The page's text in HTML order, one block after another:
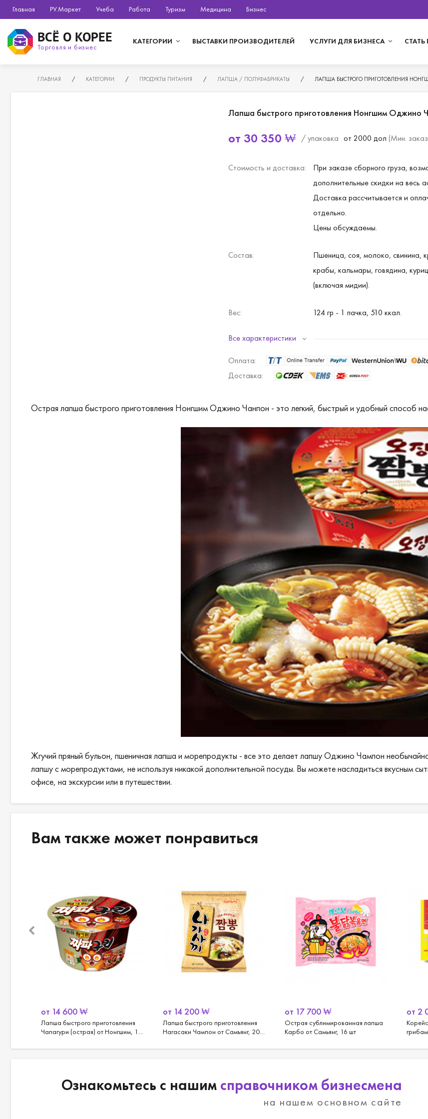
Главная РУ.Маркет Учеба Работа Туризм Медицина Бизнес
ВСЁ О КОРЕЕ
Торговля и бизнес
КАТЕГОРИИ ВЫСТАВКИ ПРОИЗВОДИТЕЛЕЙ УСЛУГИ ДЛЯ БИЗНЕСА
ГЛАВНАЯ / КАТЕГОРИИ / ПРОДУКТЫ ПИТАНИЯ / ЛАПША / ПОЛУФАБРИКАТЫ / ЛАПША БЫСТРОГО ПРИГОТОВЛЕНИЯ
Лапша быстрого приготовления Нонгшим Оджино
от 30 350 ₩ / упаковка от 2000 дол (Мин.
Стоимость и доставка:
При заказе сборного груза,
дополнительные скидки на весь
Доставка рассчитывается и
отдельно.
Цены обсуждаемы.
Состав:
Пшеница, соя, молоко, свинина,
крабы, кальмары, говядина,
(включая мидии).
Вес: 124 гр - 1 пачка, 510 ккал.
Срок хранения:
Все характеристики
Оплата:
Доставка:
Острая лапша быстрого приготовления Нонгшим Оджино Чанпон - это легкий, быстрый и удобный способ
Жгучий пряный бульон, пшеничная лапша и морепродукты - все это делает лапшу Оджино Чампон
лапшу с морепродуктами, не используя никакой дополнительной посуды. Вы можете насладиться вкусным
офисе, на экскурсии или в путешествии.
Вам также может понравиться
от 14 600₩
Лапша быстрого приготовления
Чапагури (острая) от Нонгшим, 16
от 14 200₩
Лапша быстрого приготовления
Нагасаки Чампон от Самъянг, 20
от 17 700₩
Острая сублимированная лапша
Карбо от Самьянг, 16 шт
от 2
Ознакомьтесь с нашим справочником бизнесмена
на нашем основном сайте